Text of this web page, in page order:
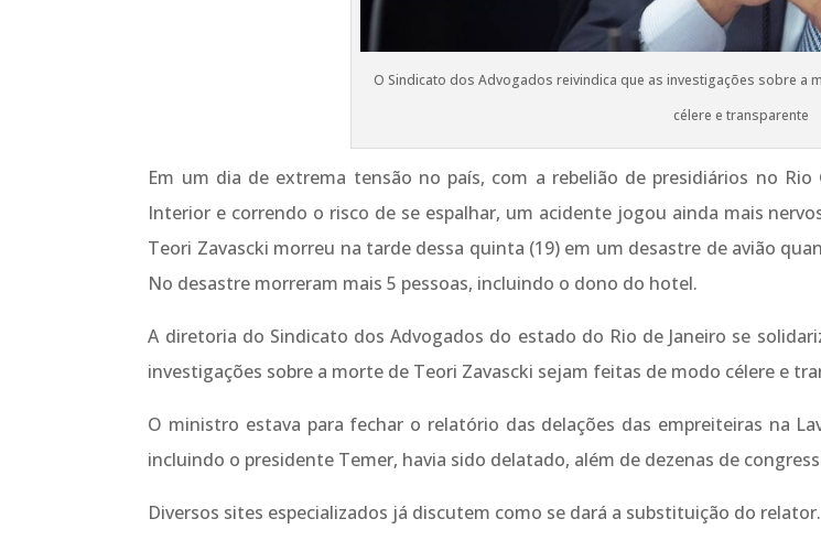
O Sindicato dos Advogados reivindica que as investigações sobre a
célere e transparente
Em um dia de extrema tensão no país, com a rebelião de presidiários no
Interior e correndo o risco de se espalhar, um acidente jogou ainda mais
Teori Zavascki morreu na tarde dessa quinta (19) em um desastre de avião
No desastre morreram mais 5 pessoas, incluindo o dono do hotel.
A diretoria do Sindicato dos Advogados do estado do Rio de Janeiro se
investigações sobre a morte de Teori Zavascki sejam feitas de modo célere e
O ministro estava para fechar o relatório das delações das empreiteiras na
incluindo o presidente Temer, havia sido delatado, além de dezenas de
Diversos sites especializados já discutem como se dará a substituição do relator.